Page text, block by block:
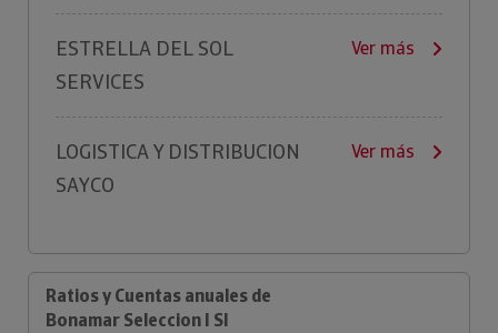
ESTRELLA DEL SOL
SERVICES
Ver más
LOGISTICA Y DISTRIBUCION
SAYCO
Ver más
Ratios y Cuentas anuales de
Bonamar Seleccion I Sl